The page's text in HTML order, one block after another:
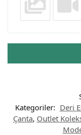
Kategoriler: Deri
Çanta, Outlet